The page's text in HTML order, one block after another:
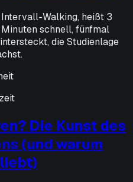
Walking, heißt 3
schnell, fünfmal
die Studienlage
Die Kunst des
(und warum